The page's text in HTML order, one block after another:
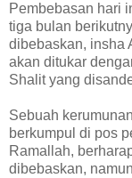
Pembebasan hari
tiga bulan
dibebaskan, insha
akan ditukar
Shalit yang
Sebuah
berkumpul di pos
Ramallah,
dibebaskan,